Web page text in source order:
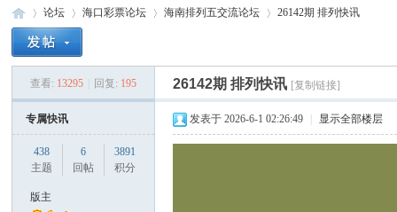
搜
索
»
论坛
›
海口彩票论坛 海南排列五交流论坛
›
26142期 排列快讯
查看: 13295 回复: 195 26142期 排列快讯 [复制链接]
专属快讯
438
主题
6
回帖
3891
积分
版主
发表于 2026-6-1 02:26:49 显示全部楼层